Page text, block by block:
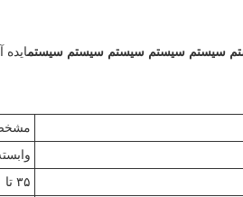
سيستم سيستم سيستم سيستم سيستم
۳۵ تا ۸۰ درصد